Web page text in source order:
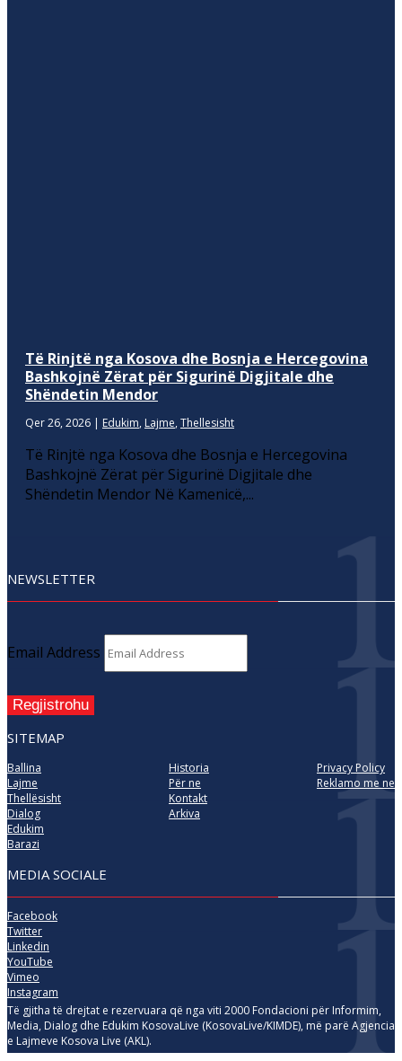
Të Rinjtë nga Kosova dhe Bosnja e Hercegovina
Bashkojnë Zërat për Sigurinë Digjitale dhe
Shëndetin Mendor
Qer 26, 2026 | Edukim, Lajme, Thellesisht
Të Rinjtë nga Kosova dhe Bosnja e Hercegovina
Bashkojnë Zërat për Sigurinë Digjitale dhe
Shëndetin Mendor Në Kamenicë,...
NEWSLETTER
Email Address
Regjistrohu
SITEMAP
Ballina
Lajme
Thellësisht
Dialog
Edukim
Barazi
Historia
Për ne
Kontakt
Arkiva
Privacy Policy
Reklamo me ne
MEDIA SOCIALE
Facebook
Twitter
Linkedin
YouTube
Vimeo
Instagram
Të gjitha të drejtat e rezervuara që nga viti 2000 Fondacioni për Informim,
Media, Dialog dhe Edukim KosovaLive (KosovaLive/KIMDE), më parë Agjencia
e Lajmeve Kosova Live (AKL).